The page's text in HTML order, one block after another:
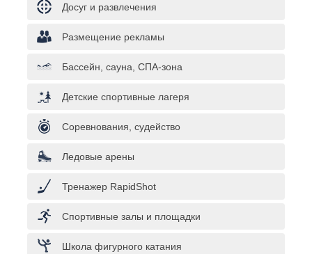
Досуг и развлечения
Размещение рекламы
Бассейн, сауна, СПА-зона
Детские спортивные лагеря
Соревнования, судейство
Ледовые арены
Тренажер RapidShot
Спортивные залы и площадки
Школа фигурного катания